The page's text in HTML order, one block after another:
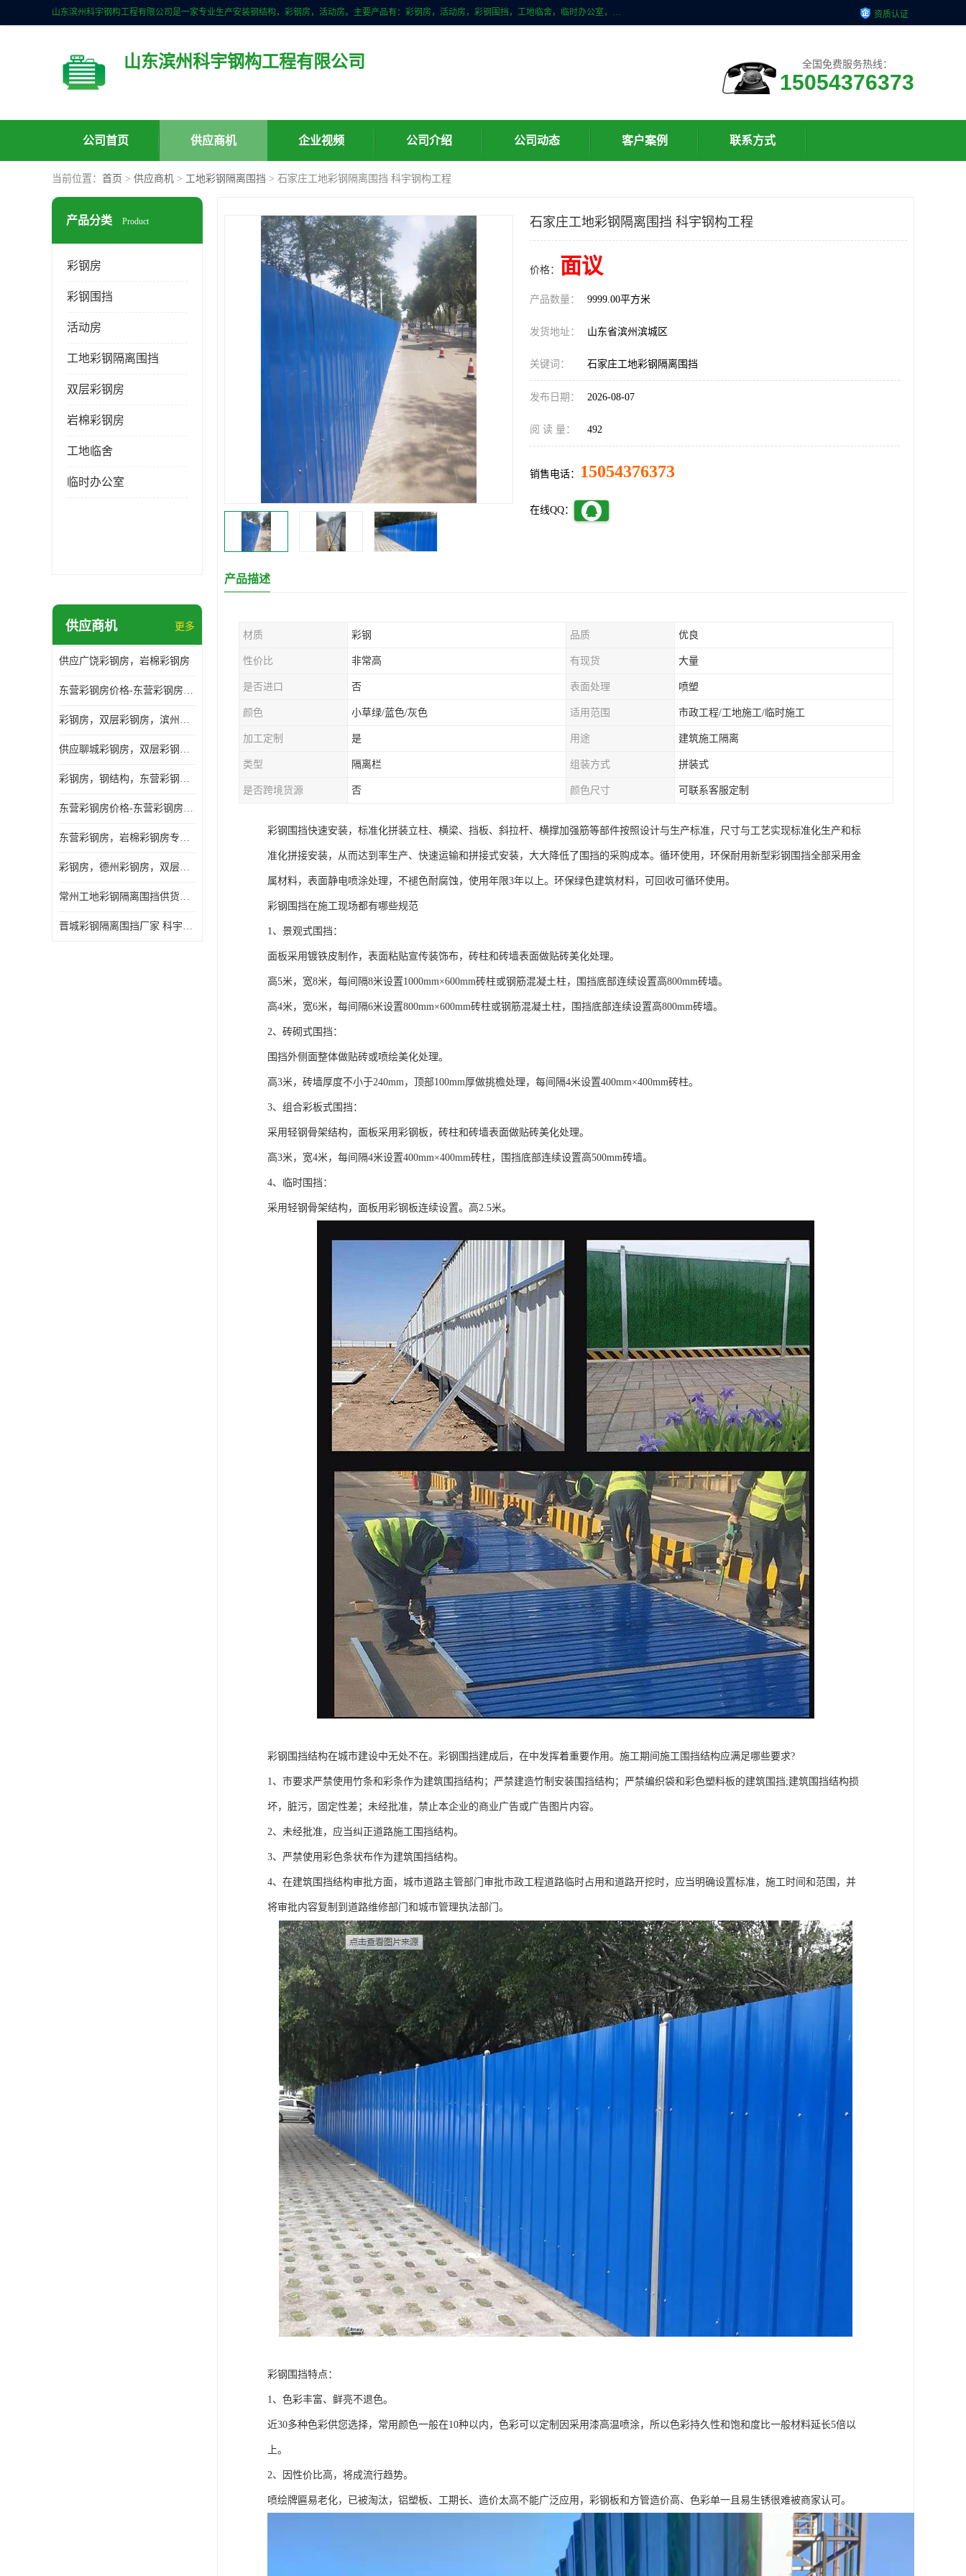
山东滨州科宇钢构工程有限公司是一家专业生产安装钢结构，彩钢房，活动房。主要产品有：彩钢房，活动房，彩钢围挡，工地临舍，临时办公室，民用建筑等生成安装；我们一贯坚持；诚信经营，薄利多销的经营理念。愿与广大的新老客户共创美好未来 资质认证
山东滨州科宇钢构工程有限公司 全国免费服务热线：
15054376373
公司首页 供应商机 企业视频 公司介绍 公司动态 客户案例 联系方式
当前位置： 首页 > 供应商机 > 工地彩钢隔离围挡 > 石家庄工地彩钢隔离围挡 科宇钢构工程
产品分类 Product
彩钢房
彩钢围挡
活动房
工地彩钢隔离围挡
双层彩钢房
岩棉彩钢房
工地临舍
临时办公室
供应商机 更多
供应广饶彩钢房，岩棉彩钢房
东营彩钢房价格-东营彩钢房厂家-东营防火彩钢房
彩钢房，双层彩钢房，滨州彩钢房，雅致房，轻钢结构
供应聊城彩钢房，双层彩钢房，岩棉彩钢房，彩钢快装房
彩钢房，钢结构，东营彩钢房，双层彩钢房，施工围挡
东营彩钢房价格-东营彩钢房批发
东营彩钢房，岩棉彩钢房专业制作安装
彩钢房，德州彩钢房，双层彩钢房，岩棉彩钢房供应商
常州工地彩钢隔离围挡供货商 科宇钢构工程
晋城彩钢隔离围挡厂家 科宇钢构工程
石家庄工地彩钢隔离围挡 科宇钢构工程
价格： 面议
产品数量： 9999.00平方米
发货地址： 山东省滨州滨城区
关键词： 石家庄工地彩钢隔离围挡
发布日期： 2026-08-07
阅 读 量： 492
销售电话： 15054376373
在线QQ：
产品描述
材质 彩钢 品质 优良
性价比 非常高 有现货 大量
是否进口 否 表面处理 喷塑
颜色 小草绿/蓝色/灰色 适用范围 市政工程/工地施工/临时施工
加工定制 是 用途 建筑施工隔离
类型 隔离栏 组装方式 拼装式
是否跨境货源 否 颜色尺寸 可联系客服定制
彩钢围挡快速安装，标准化拼装立柱、横梁、挡板、斜拉杆、横撑加强筋等部件按照设计与生产标准，尺寸与工艺实现标准化生产和标
准化拼接安装，从而达到率生产、快速运输和拼接式安装，大大降低了围挡的采购成本。循环使用，环保耐用新型彩钢围挡全部采用金
属材料，表面静电喷涂处理，不褪色耐腐蚀，使用年限3年以上。环保绿色建筑材料，可回收可循环使用。
彩钢围挡在施工现场都有哪些规范
1、景观式围挡：
面板采用镀铁皮制作，表面粘贴宣传装饰布，砖柱和砖墙表面做贴砖美化处理。
高5米，宽8米，每间隔8米设置1000mm×600mm砖柱或钢筋混凝土柱，围挡底部连续设置高800mm砖墙。
高4米，宽6米，每间隔6米设置800mm×600mm砖柱或钢筋混凝土柱，围挡底部连续设置高800mm砖墙。
2、砖砌式围挡：
围挡外侧面整体做贴砖或喷绘美化处理。
高3米，砖墙厚度不小于240mm，顶部100mm厚做挑檐处理，每间隔4米设置400mm×400mm砖柱。
3、组合彩板式围挡：
采用轻钢骨架结构，面板采用彩钢板，砖柱和砖墙表面做贴砖美化处理。
高3米，宽4米，每间隔4米设置400mm×400mm砖柱，围挡底部连续设置高500mm砖墙。
4、临时围挡：
采用轻钢骨架结构，面板用彩钢板连续设置。高2.5米。
彩钢围挡结构在城市建设中无处不在。彩钢围挡建成后，在中发挥着重要作用。施工期间施工围挡结构应满足哪些要求?
1、市要求严禁使用竹条和彩条作为建筑围挡结构；严禁建造竹制安装围挡结构；严禁编织袋和彩色塑料板的建筑围挡;建筑围挡结构损
坏，脏污，固定性差；未经批准，禁止本企业的商业广告或广告图片内容。
2、未经批准，应当纠正道路施工围挡结构。
3、严禁使用彩色条状布作为建筑围挡结构。
4、在建筑围挡结构审批方面，城市道路主管部门审批市政工程道路临时占用和道路开挖时，应当明确设置标准，施工时间和范围，并
将审批内容复制到道路维修部门和城市管理执法部门。
彩钢围挡特点：
1、色彩丰富、鲜亮不退色。
近30多种色彩供您选择，常用颜色一般在10种以内，色彩可以定制因采用漆高温喷涂，所以色彩持久性和饱和度比一般材料延长5倍以
上。
2、因性价比高，将成流行趋势。
喷绘牌匾易老化，已被淘汰，铝塑板、工期长、造价太高不能广泛应用，彩钢板和方管造价高、色彩单一且易生锈很难被商家认可。